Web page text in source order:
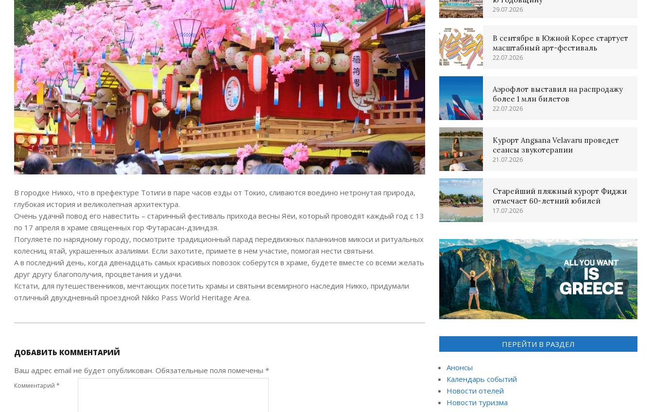
В городке Никко, что в префектуре Тотиги в паре часов езды от Токио, сливаются воедино нетронутая природа,
глубокая история и великолепная архитектура.
Очень удачнй повод его навестить – старинный фестиваль прихода весны Яёи, который проводят каждый год с 13
по 17 апреля в храме священных гор Футарасан-дзиндзя.
Погуляете по нарядному городу, посмотрите традиционный парад передвижных паланкинов микоси и ритуальных
колесниц ятай, украшенных азалиями. Если захотите, примете в нём участие, помогая нести святыни.
А в последний день, когда двенадцать самых красивых повозок соберутся в храме, будете вместе со всеми желать
друг другу благополучия, процветания и удачи.
Кстати, для путешественников, мечтающих посетить храмы и святыни всемирного наследия Никко, придумали
отличный двухдневный проездной Nikko Pass World Heritage Area.
18
ДОБАВИТЬ КОММЕНТАРИЙ
Ваш адрес email не будет опубликован. Обязательные поля помечены *
Комментарий *
29.07.2026
В сентябре в Южной Корее стартует
масштабный арт-фестиваль
22.07.2026
Аэрофлот выставил на распродажу
более 1 млн билетов
22.07.2026
Курорт Angsana Velavaru проведет
сеансы звукотерапии
21.07.2026
Старейший пляжный курорт Фиджи
отмечает 60-летний юбилей
17.07.2026
ПЕРЕЙТИ В РАЗДЕЛ
Анонсы
Календарь событий
Новости отелей
Новости туризма